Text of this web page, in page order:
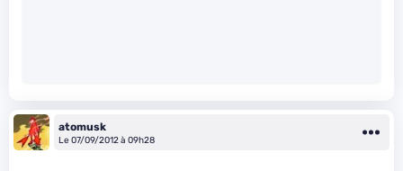
atomusk
Le 07/09/2012 à 09h28